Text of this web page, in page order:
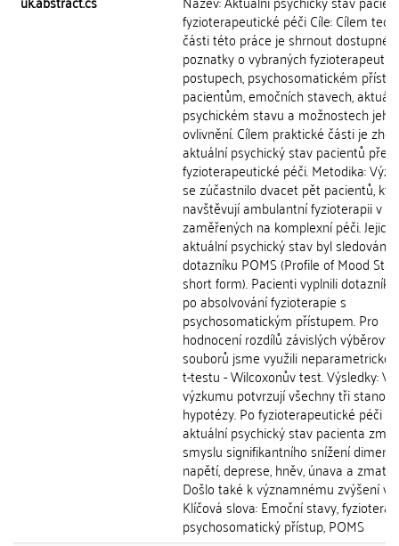
fyzioterapeutické péči Cíle: Cílem
části této práce je shrnout dostupné
poznatky o vybraných
postupech, psychosomatickém
pacientům, emočních stavech,
psychickém stavu a možnostech jeho
ovlivnění. Cílem praktické části je
aktuální psychický stav pacientů
fyzioterapeutické péči. Metodika:
se zúčastnilo dvacet pět pacientů,
navštěvují ambulantní fyzioterapii v
zaměřených na komplexní péči. Jejich
aktuální psychický stav byl sledován
dotazníku POMS (Profile of Mood
short form). Pacienti vyplnili dotazník
po absolvování fyzioterapie s
psychosomatickým přístupem. Pro
hodnocení rozdílů závislých
souborů jsme využili
t-testu - Wilcoxonův test. Výsledky:
výzkumu potvrzují všechny tři
hypotézy. Po fyzioterapeutické péči se
aktuální psychický stav pacienta
smyslu signifikantního snížení dimenzí
napětí, deprese, hněv, únava a
Došlo také k významnému zvýšení
Klíčová slova: Emoční stavy,
psychosomatický přístup, POMS